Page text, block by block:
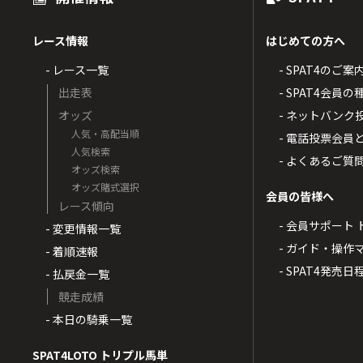
レース情報
- レース一覧
出走表
オッズ
人気・高配当順
人気検索
オッズ検索
オッズ賭式選択
レース傾向
- 変更情報一覧
- 着順速報
- 払戻金一覧
競走成績
- 本日の騎乗一覧
SPAT4LOTO トリプル馬単
はじめての方へ
- SPAT4のご案
- SPAT4会員の
- ネットバンク
- 電話投票会員
- よくあるご質
会員の皆様へ
- 会員サポート
- ガイド・操作
- SPAT4発売日